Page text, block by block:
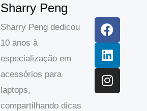
Sharry Peng
Sharry Peng dedicou
10 anos à
especialização em
acessórios para
laptops,
compartilhando dicas
a
c
e
b
o
o
k
i
n
k
e
d
I
n
n
s
t
a
g
r
a